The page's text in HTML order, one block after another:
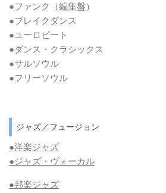
●ファンク
（編集盤）
●ブレイクダンス
●ユーロビート
●ダンス・クラシックス
●サルソウル
●フリーソウル
ジャズ／フュージョン
●洋楽ジャズ
●ジャズ・ヴォーカル
●邦楽ジャズ